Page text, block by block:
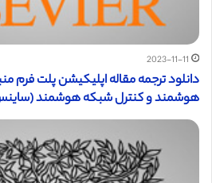
2023-11-11
دانلود ترجمه مقاله اپلیکیشن پلت فرم
هوشمند و کنترل شبکه هوشمند (ساینس